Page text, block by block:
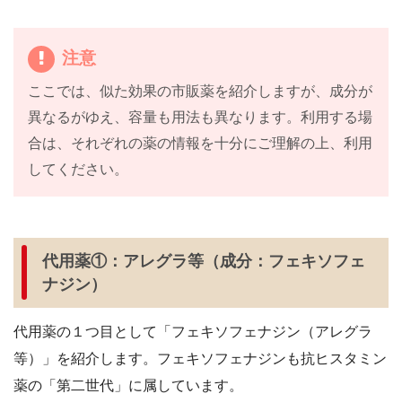
注意
ここでは、似た効果の市販薬を紹介しますが、成分が
異なるがゆえ、容量も用法も異なります。利用する場
合は、それぞれの薬の情報を十分にご理解の上、利用
してください。
代用薬①：アレグラ等（成分：フェキソフェ
ナジン）
代用薬の１つ目として「フェキソフェナジン（アレグラ
等）」を紹介します。フェキソフェナジンも抗ヒスタミン
薬の「第二世代」に属しています。